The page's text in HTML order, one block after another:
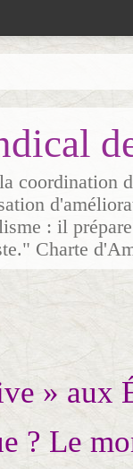
coordination
: il
Charte
» aux
? Le